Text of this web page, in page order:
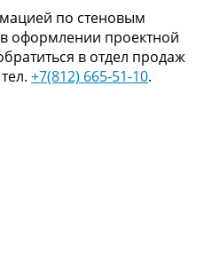
по стеновым
оформлении проектной
в отдел продаж
+7(812) 665-51-10.